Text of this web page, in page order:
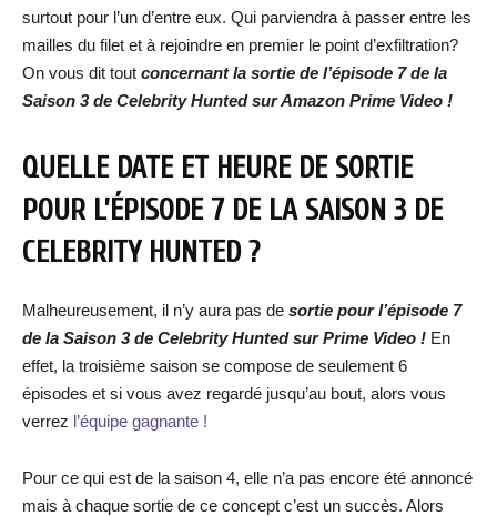
surtout pour l’un d’entre eux. Qui parviendra à passer entre les
mailles du filet et à rejoindre en premier le point d’exfiltration?
On vous dit tout concernant la sortie de l’épisode 7 de la
Saison 3 de Celebrity Hunted sur Amazon Prime Video !
QUELLE DATE ET HEURE DE SORTIE
POUR L’ÉPISODE 7 DE LA SAISON 3 DE
CELEBRITY HUNTED ?
Malheureusement, il n’y aura pas de sortie pour l’épisode 7
de la Saison 3 de Celebrity Hunted sur Prime Video ! En
effet, la troisième saison se compose de seulement 6
épisodes et si vous avez regardé jusqu’au bout, alors vous
verrez l’équipe gagnante !
Pour ce qui est de la saison 4, elle n’a pas encore été annoncé
mais à chaque sortie de ce concept c’est un succès. Alors